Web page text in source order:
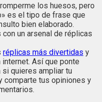
los huesos, pero
es el tipo de frase que
bien elaborado.
un arsenal de réplicas
réplicas más divertidas y
Así que ponte
quieres ampliar tu
comparte tus opiniones y